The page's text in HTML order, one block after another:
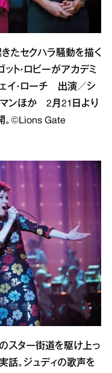
きたセクハラ騒動を描く
ト・ロビーがアカデミ
イ・ローチ 出演／シ
マンほか 2月21日より
。©Lions Gate
スター街道を駆け上っ
話。ジュディの歌声を